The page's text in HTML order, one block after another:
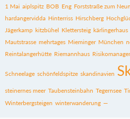
1 Mai aiplspitz BOB Eng Forststraße zum
hardangervidda Hinterriss Hirschberg
Jägerkamp kitzbühel Klettersteig kärlingerhaus
Mautstrasse mehrtages Mieminger München
Reintalangerhütte Riemannhaus
Schneelage schönfeldspitze skandinavien
steinernes meer Taubensteinbahn Tegernsee
Winterbergsteigen winterwanderung —